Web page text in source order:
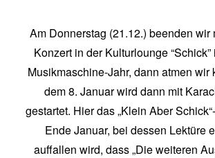
Am Donnerstag (21.12.) beenden wir
Konzert in der Kulturlounge
Musikmaschine-Jahr, dann atmen wir
dem 8. Januar wird dann mit
gestartet. Hier das „Klein Aber
Ende Januar, bei dessen Lektüre
auffallen wird, dass „Die weiteren